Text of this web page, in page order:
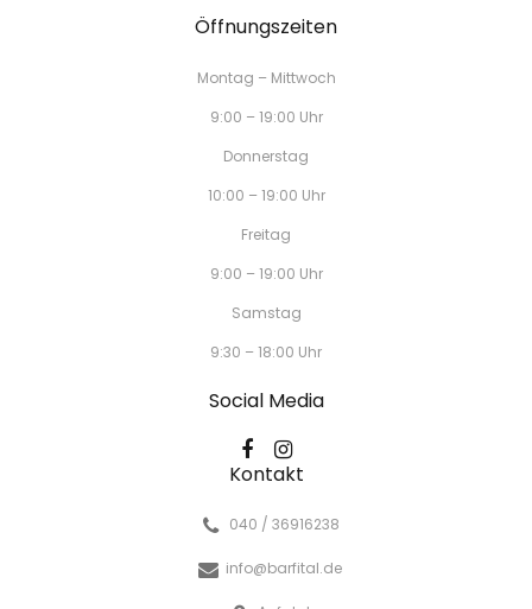
Öffnungszeiten
Montag – Mittwoch
9:00 – 19:00 Uhr
Donnerstag
10:00 – 19:00 Uhr
Freitag
9:00 – 19:00 Uhr
Samstag
9:30 – 18:00 Uhr
Social Media
Kontakt
040 / 36916238
info@barfital.de